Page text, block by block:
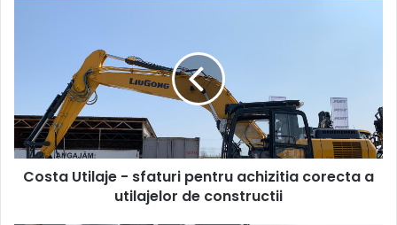
achizitia
corecta
utilajelor
deCosta Utilaje - sfaturi pentru achizitia corecta a
utilajelor de constructii